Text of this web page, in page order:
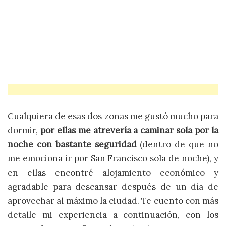
Cualquiera de esas dos zonas me gustó mucho para
dormir, por ellas me atrevería a caminar sola por la
noche con bastante seguridad(dentro de que no
me emociona ir por San Francisco sola de noche), y
en ellas encontré alojamiento económico y
agradable para descansar después de un día de
aprovechar al máximo la ciudad. Te cuento con más
detalle mi experiencia a continuación, con los